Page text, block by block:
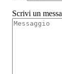
Scrivi un